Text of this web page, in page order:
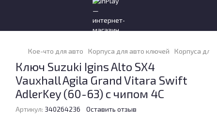
Кое-что для авто Корпуса для авто ключей Корпуса для
Ключ Suzuki Igins Alto SX4
Vauxhall Agila Grand Vitara Swift
AdlerKey (60-63) с чипом 4C
Артикул: 340264236 Оставить отзыв